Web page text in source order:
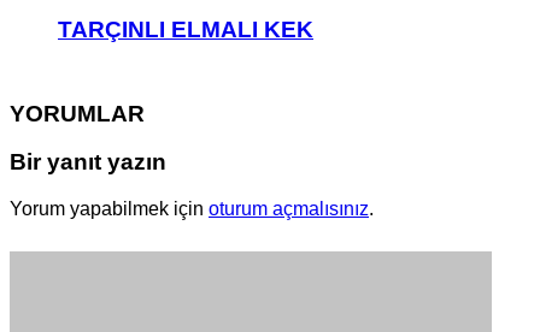
TARÇINLI ELMALI KEK
YORUMLAR
Bir yanıt yazın
Yorum yapabilmek için oturum açmalısınız.